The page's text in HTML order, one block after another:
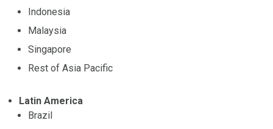
Indonesia
Malaysia
Singapore
Rest of Asia Pacific
Latin America
Brazil